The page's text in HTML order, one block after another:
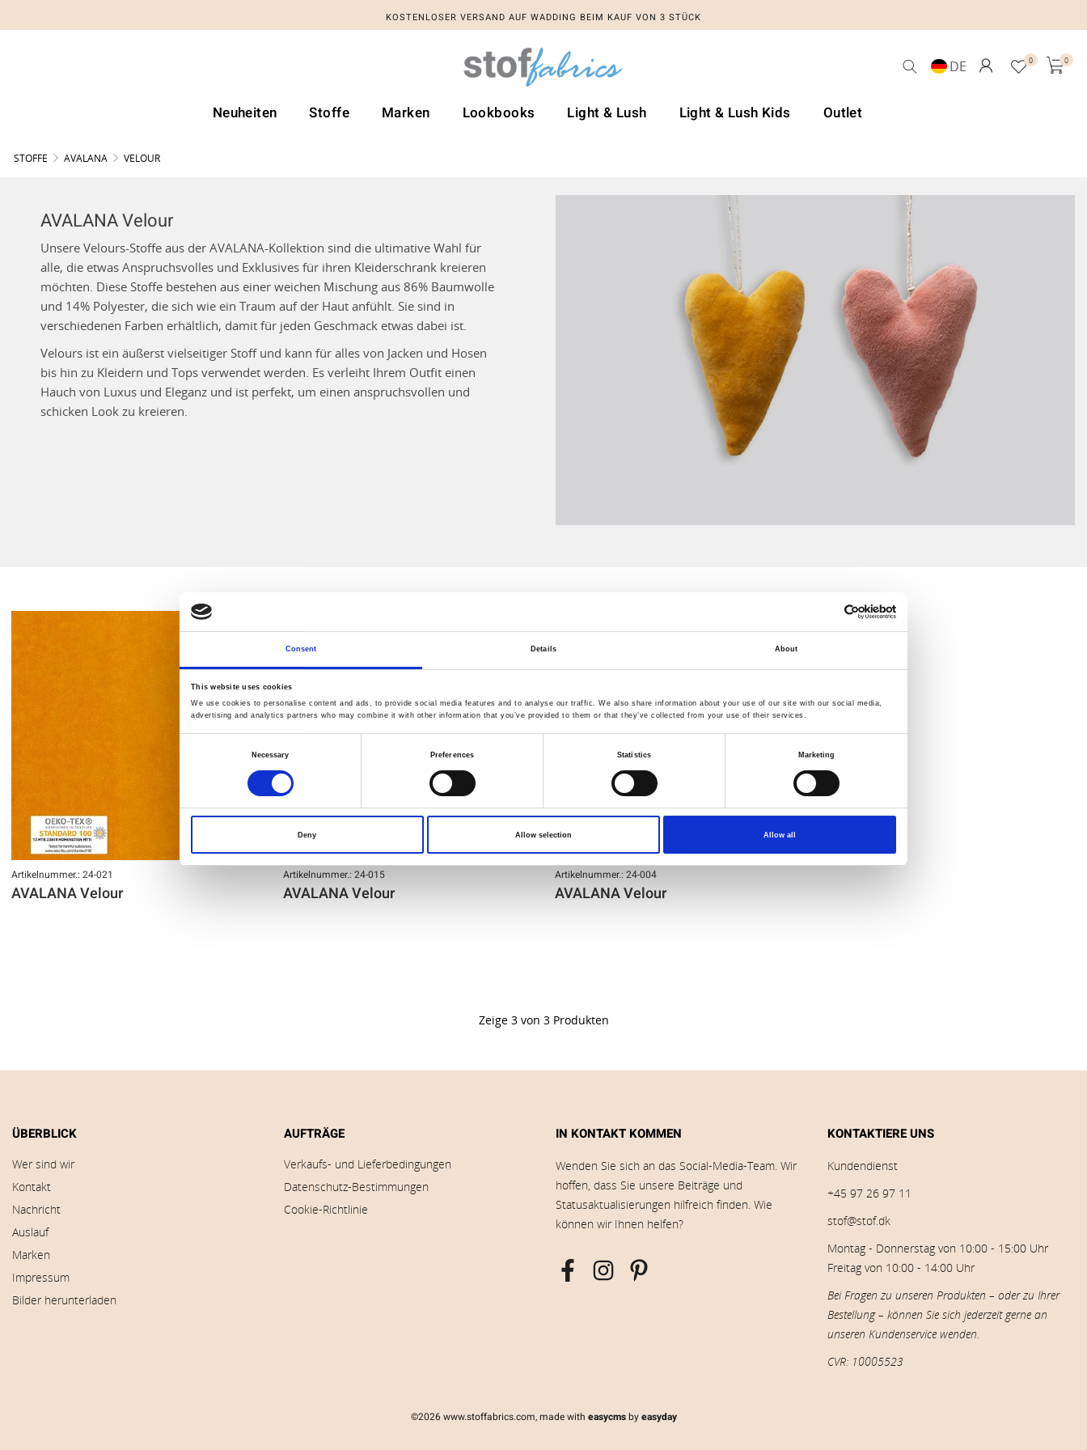
Consent Details About
This website uses cookies
We use cookies to personalise content and ads, to provide social media features and to analyse our traffic. We also share information about your use of our site with our social media,
advertising and analytics partners who may combine it with other information that you’ve provided to them or that they’ve collected from your use of their services.
Necessary Preferences Statistics Marketing
Deny Allow selection Allow all
KOSTENLOSER VERSAND AUF WADDING BEIM KAUF VON 3 STÜCK
DE 0 0
Neuheiten Stoffe Marken Lookbooks Light & Lush Light & Lush Kids Outlet
STOFFE AVALANA VELOUR
AVALANA Velour
Unsere Velours-Stoffe aus der AVALANA-Kollektion sind die ultimative Wahl für
alle, die etwas Anspruchsvolles und Exklusives für ihren Kleiderschrank kreieren
möchten. Diese Stoffe bestehen aus einer weichen Mischung aus 86% Baumwolle
und 14% Polyester, die sich wie ein Traum auf der Haut anfühlt. Sie sind in
verschiedenen Farben erhältlich, damit für jeden Geschmack etwas dabei ist.
Velours ist ein äußerst vielseitiger Stoff und kann für alles von Jacken und Hosen
bis hin zu Kleidern und Tops verwendet werden. Es verleiht Ihrem Outfit einen
Hauch von Luxus und Eleganz und ist perfekt, um einen anspruchsvollen und
schicken Look zu kreieren.
Artikelnummer.: 24-021
AVALANA Velour
Artikelnummer.: 24-015
AVALANA Velour
Artikelnummer.: 24-004
AVALANA Velour
Zeige 3 von 3 Produkten
ÜBERBLICK
Wer sind wir
Kontakt
Nachricht
Auslauf
Marken
Impressum
Bilder herunterladen
AUFTRÄGE
Verkaufs- und Lieferbedingungen
Datenschutz-Bestimmungen
Cookie-Richtlinie
IN KONTAKT KOMMEN
Wenden Sie sich an das Social-Media-Team. Wir
hoffen, dass Sie unsere Beiträge und
Statusaktualisierungen hilfreich finden. Wie
können wir Ihnen helfen?
KONTAKTIERE UNS
Kundendienst
+45 97 26 97 11
stof@stof.dk
Montag - Donnerstag von 10:00 - 15:00 Uhr
Freitag von 10:00 - 14:00 Uhr
Bei Fragen zu unseren Produkten – oder zu Ihrer
Bestellung – können Sie sich jederzeit gerne an
unseren Kundenservice wenden.
CVR: 10005523
©2026 www.stoffabrics.com, made with easycmsbyeasyday